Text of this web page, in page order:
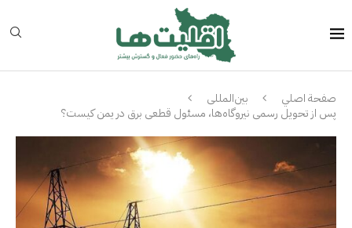
صفحة اصلي
بین‌المللی
پس از تحویل رسمی نیروگاه‌ها، مسئول قطعی برق در یمن کیست؟